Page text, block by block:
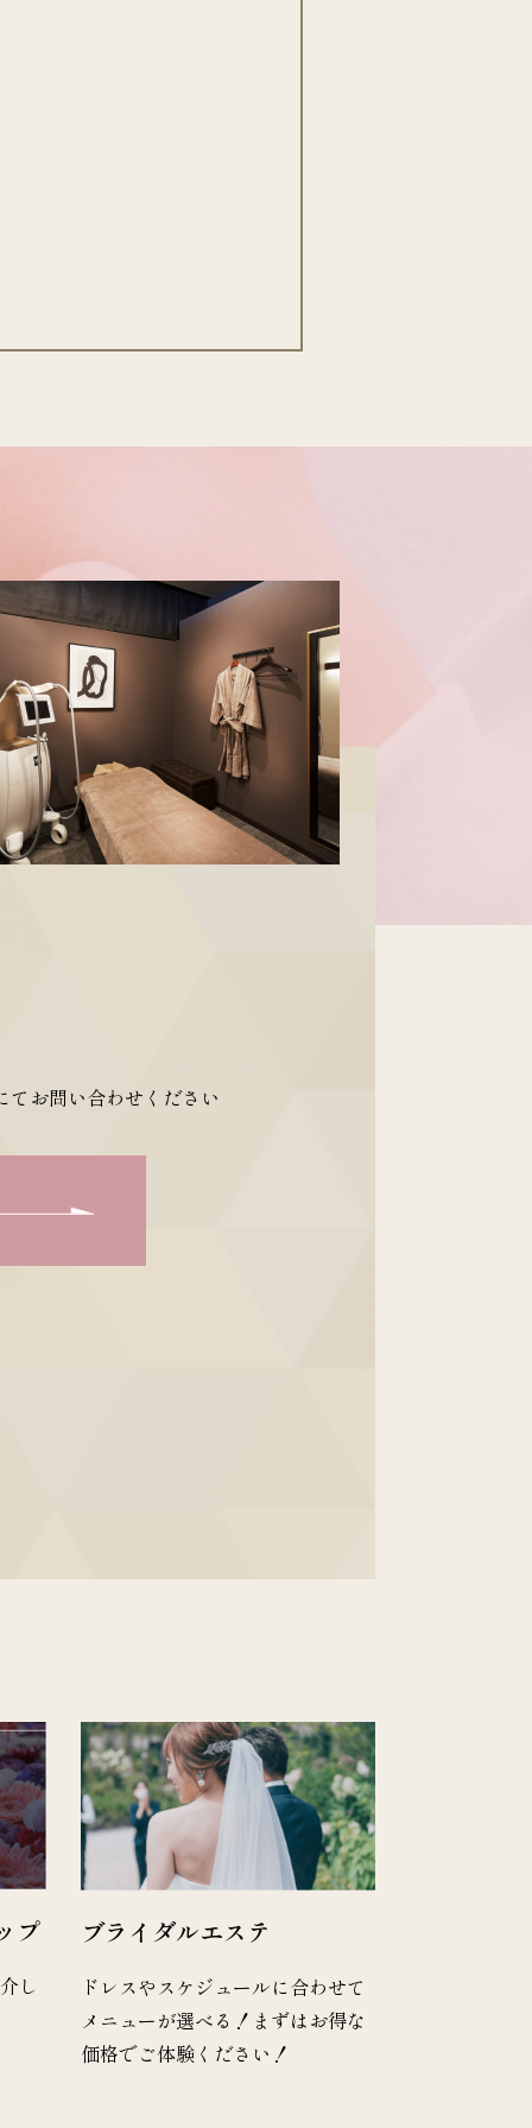
てお問い合わせください
プ
し
ブライダルエステ
ドレスやスケジュールに合わせて
メニューが選べる！まずはお得な
価格でご体験ください！